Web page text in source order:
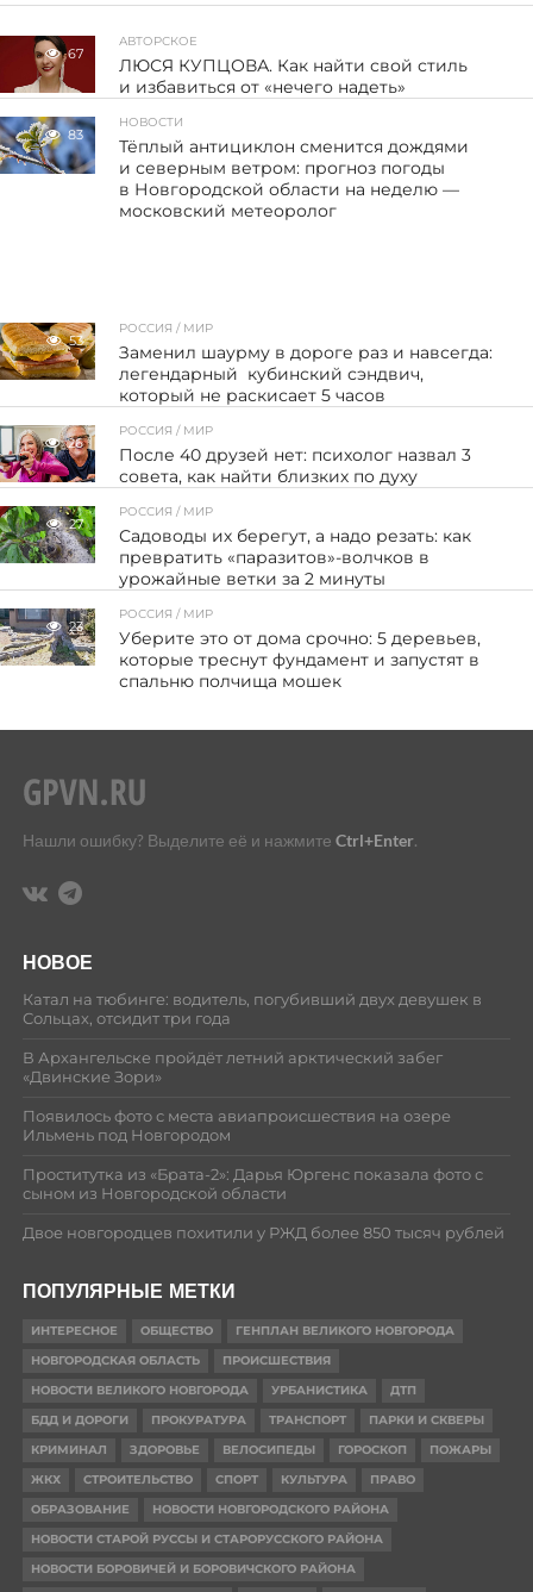
67
АВТОРСКОЕ
ЛЮСЯ КУПЦОВА. Как найти свой стиль
и избавиться от «нечего надеть»
83
НОВОСТИ
Тёплый антициклон сменится дождями
и северным ветром: прогноз погоды
в Новгородской области на неделю —
московский метеоролог
53
РОССИЯ / МИР
Заменил шаурму в дороге раз и навсегда:
легендарный кубинский сэндвич,
который не раскисает 5 часов
26
РОССИЯ / МИР
После 40 друзей нет: психолог назвал 3
совета, как найти близких по духу
27
РОССИЯ / МИР
Садоводы их берегут, а надо резать: как
превратить «паразитов»-волчков в
урожайные ветки за 2 минуты
23
РОССИЯ / МИР
Уберите это от дома срочно: 5 деревьев,
которые треснут фундамент и запустят в
спальню полчища мошек
Нашли ошибку? Выделите её и нажмите Ctrl+Enter.
НОВОЕ
Катал на тюбинге: водитель, погубивший двух девушек в
Сольцах, отсидит три года
В Архангельске пройдёт летний арктический забег
«Двинские Зори»
Появилось фото с места авиапроисшествия на озере
Ильмень под Новгородом
Проститутка из «Брата-2»: Дарья Юргенс показала фото с
сыном из Новгородской области
Двое новгородцев похитили у РЖД более 850 тысяч рублей
ПОПУЛЯРНЫЕ МЕТКИ
ИНТЕРЕСНОЕ ОБЩЕСТВО
ГЕНПЛАН ВЕЛИКОГО НОВГОРОДА
НОВГОРОДСКАЯ ОБЛАСТЬ
ПРОИСШЕСТВИЯ
НОВОСТИ ВЕЛИКОГО НОВГОРОДА
УРБАНИСТИКА
ДТП
БДД И ДОРОГИ
ПРОКУРАТУРА ТРАНСПОРТ
ПАРКИ И СКВЕРЫ
КРИМИНАЛ
ЗДОРОВЬЕ ВЕЛОСИПЕДЫ ГОРОСКОП
ПОЖАРЫ
ЖКХ
СТРОИТЕЛЬСТВО СПОРТ КУЛЬТУРА
ПРАВО
ОБРАЗОВАНИЕ
НОВОСТИ НОВГОРОДСКОГО РАЙОНА
НОВОСТИ СТАРОЙ РУССЫ И СТАРОРУССКОГО РАЙОНА
НОВОСТИ БОРОВИЧЕЙ И БОРОВИЧСКОГО РАЙОНА